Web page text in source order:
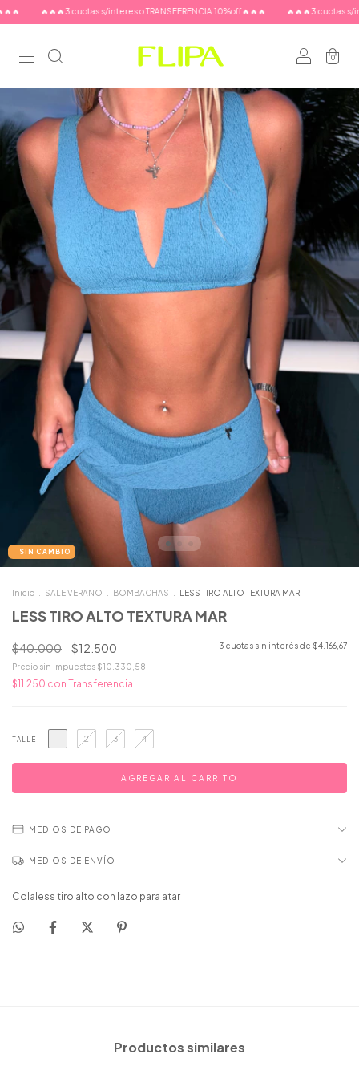
🔥🔥🔥3 cuotas s/interes o TRANSFERENCIA 10%off🔥🔥🔥 🔥🔥🔥3 cuotas s/
0
Inicio SALE VERANO BOMBACHAS LESS TIRO ALTO TEXTURA MAR
LESS TIRO ALTO TEXTURA MAR
$40.000 $12.500 3 cuotas sin interés de $4.166,67
Precio sin impuestos $10.330,58
$11.250 con Transferencia
TALLE 1 2 3 4
MEDIOS DE PAGO
MEDIOS DE ENVÍO
Colaless tiro alto con lazo para atar
Productos similares